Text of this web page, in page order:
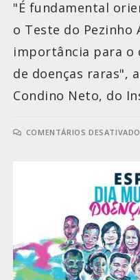
"É fundamental
o Teste do Pezinho
importância para o
de doenças raras",
Condino Neto, do
COMENTÁRIOS